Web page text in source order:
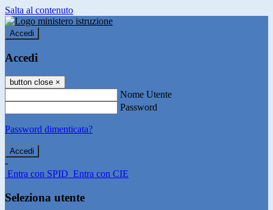
Salta al contenuto
Accedi
Accedi
button close ×
Nome Utente
Password
Password dimenticata?
-
Entra con SPID Entra con CIE
Seleziona utente